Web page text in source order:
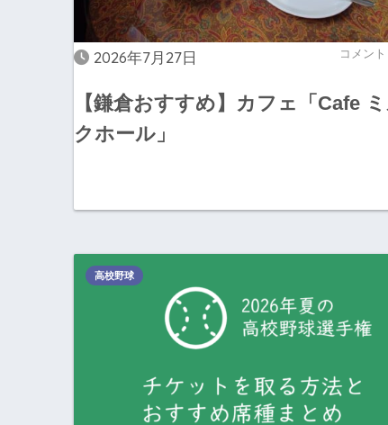
2026年7月27日 コメント
【鎌倉おすすめ】カフェ「Cafe
クホール」
高校野球